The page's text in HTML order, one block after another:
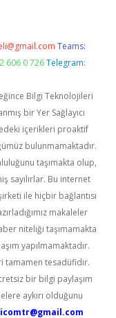
Teams:
606 0 726 Telegram:
Bilgi Teknolojileri
bir Yer Sağlayıcı
içerikleri proaktif
bulunmamaktadır.
taşımakta olup,
sayılırlar. Bu internet
ile hiçbir bağlantısı
makaleler
niteliği taşımamakta
yapılmamaktadır.
tamamen tesadüfidir.
bir bilgi paylaşım
aykırı olduğunu